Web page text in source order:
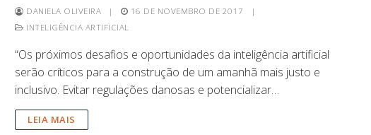
DANIELA OLIVEIRA | 16 DE NOVEMBRO DE 2017
|
INTELIGÊNCIA ARTIFICIAL
“Os próximos desafios e oportunidades da inteligência artificial
serão críticos para a construção de um amanhã mais justo e
inclusivo. Evitar regulações danosas e potencializar…
LEIA MAIS